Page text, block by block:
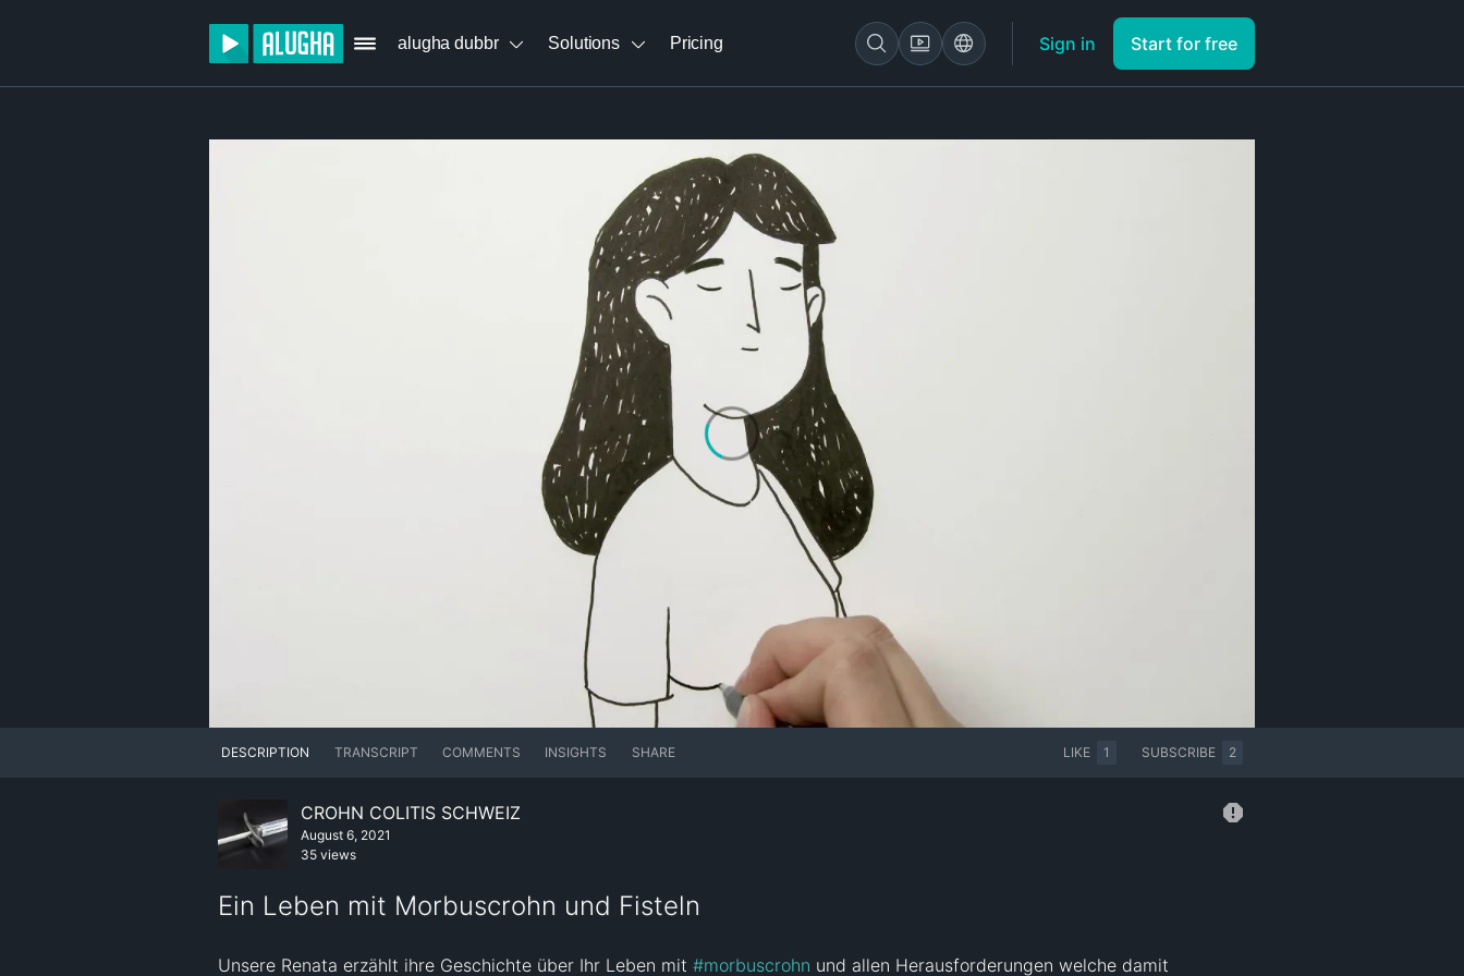
alugha dubbr Solutions Pricing Sign in Start for free
DESCRIPTION TRANSCRIPT COMMENTS INSIGHTS SHARE LIKE 1 SUBSCRIBE 2
CROHN COLITIS SCHWEIZ
August 6, 2021
35 views
Ein Leben mit Morbuscrohn und Fisteln
Unsere Renata erzählt ihre Geschichte über Ihr Leben mit #morbuscrohn und allen Herausforderungen welche damit